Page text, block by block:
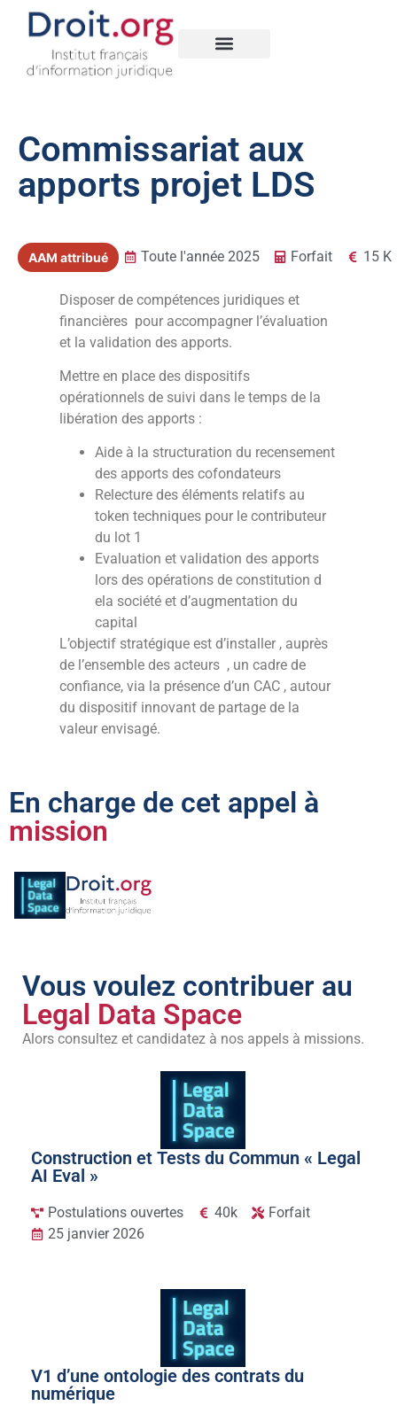
Commissariat aux
apports projet LDS
AAM attribué Toute l'année 2025 Forfait 15 K
Disposer de compétences juridiques et
financières pour accompagner l’évaluation
et la validation des apports.
Mettre en place des dispositifs
opérationnels de suivi dans le temps de la
libération des apports :
Aide à la structuration du recensement
des apports des cofondateurs
Relecture des éléments relatifs au
token techniques pour le contributeur
du lot 1
Evaluation et validation des apports
lors des opérations de constitution d
ela société et d’augmentation du
capital
L’objectif stratégique est d’installer , auprès
de l’ensemble des acteurs , un cadre de
confiance, via la présence d’un CAC , autour
du dispositif innovant de partage de la
valeur envisagé.
En charge de cet appel à
mission
Vous voulez contribuer au
Legal Data Space
Alors consultez et candidatez à nos appels à missions.
Construction et Tests du Commun « Legal
AI Eval »
Postulations ouvertes 40k
Forfait
25 janvier 2026
V1 d’une ontologie des contrats du
numérique